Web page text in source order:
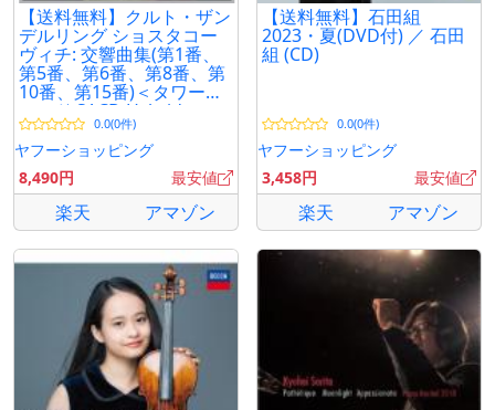
【送料無料】クルト・ザン
デルリング ショスタコー
ヴィチ: 交響曲集(第1番、
第5番、第6番、第8番、第
10番、第15番)＜タワーレ
コード SACD Hybrid
0.0(0件)
ヤフーショッピング
8,490円
最安値
楽天 アマゾン
【送料無料】石田組
2023・夏(DVD付) ／ 石田
組 (CD)
0.0(0件)
ヤフーショッピング
3,458円
最安値
楽天 アマゾン